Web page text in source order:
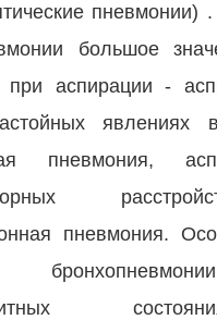
пневмонии)
большое
при аспирации -
пневмония,
пневмония.